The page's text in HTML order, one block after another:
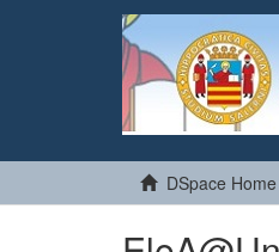
DSpace Home